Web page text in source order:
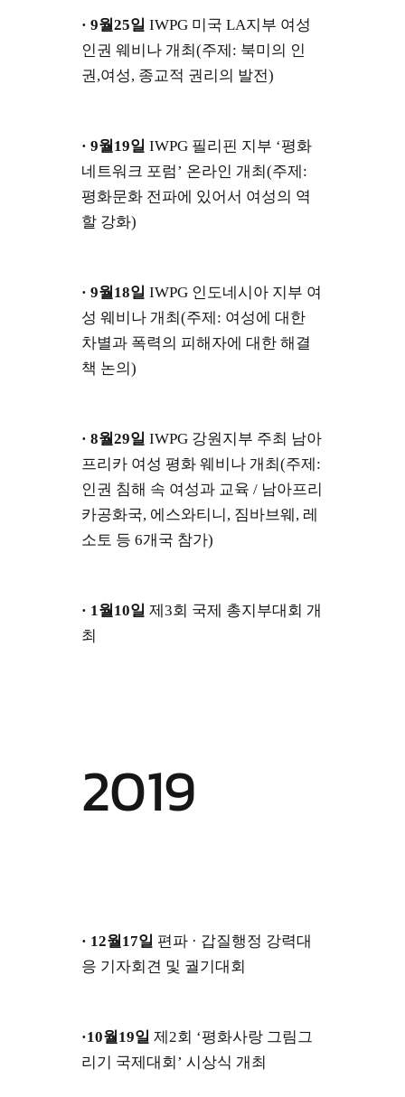
· 9월25일 IWPG 미국 LA지부 여성
인권 웨비나 개최(주제: 북미의 인
권,여성, 종교적 권리의 발전)
· 9월19일 IWPG 필리핀 지부 ‘평화
네트워크 포럼’ 온라인 개최(주제:
평화문화 전파에 있어서 여성의 역
할 강화)
· 9월18일 IWPG 인도네시아 지부 여
성 웨비나 개최(주제: 여성에 대한
차별과 폭력의 피해자에 대한 해결
책 논의)
· 8월29일 IWPG 강원지부 주최 남아
프리카 여성 평화 웨비나 개최(주제:
인권 침해 속 여성과 교육 / 남아프리
카공화국, 에스와티니, 짐바브웨, 레
소토 등 6개국 참가)
· 1월10일 제3회 국제 총지부대회 개
최
2019
· 12월17일 편파 · 갑질행정 강력대
응 기자회견 및 궐기대회
·10월19일 제2회 ‘평화사랑 그림그
리기 국제대회’ 시상식 개최